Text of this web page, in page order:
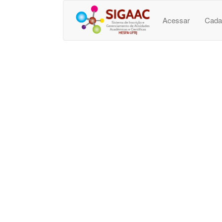
Acessar